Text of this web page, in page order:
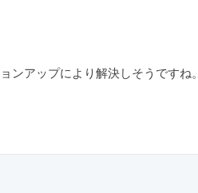
ンアップにより解決しそうですね。